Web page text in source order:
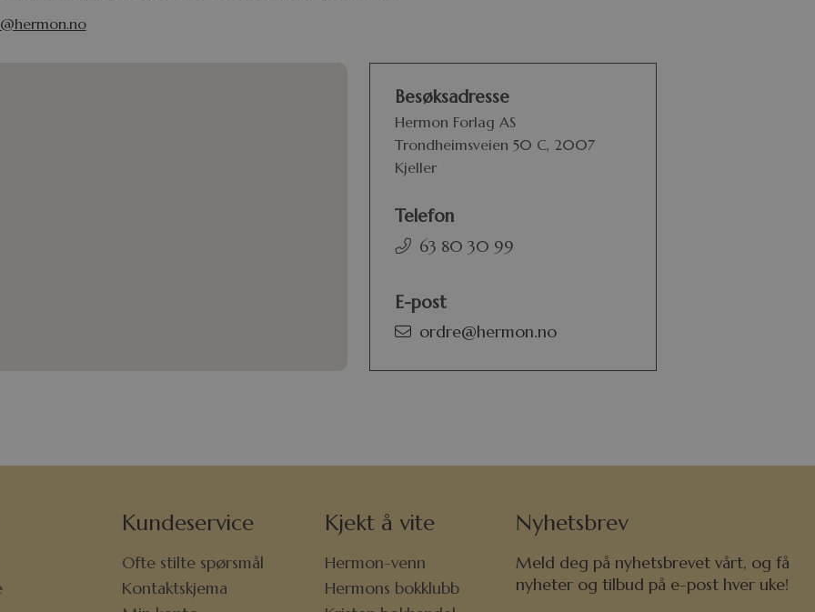
Besøksadresse
Hermon Forlag AS
Trondheimsveien 50 C, 2007
Kjeller
Telefon
63 80 30 99
E-post
ordre@hermon.no
Kundeservice
Ofte stilte spørsmål
Kontaktskjema
Kjekt å vite
Hermon-venn
Hermons bokklubb
Nyhetsbrev
Meld deg på nyhetsbrevet vårt, og få
nyheter og tilbud på e-post hver uke!